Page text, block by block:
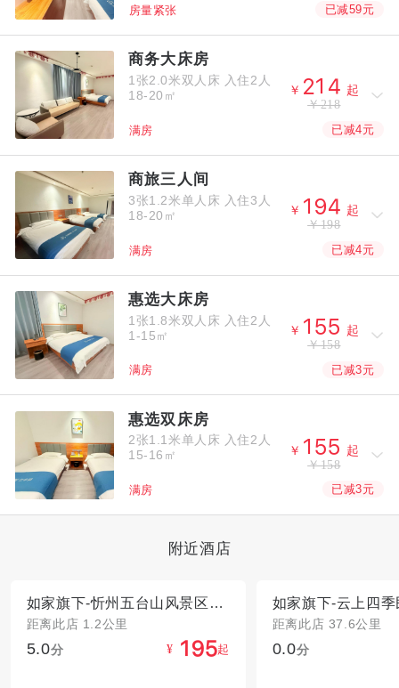
房量紧张 已减59元
商务大床房
1张2.0米双人床 入住2人
18-20㎡
￥   起
￥218
满房 已减4元
商旅三人间
3张1.2米单人床 入住3人
18-20㎡
￥  起
￥198
满房 已减4元
惠选大床房
1张1.8米双人床 入住2人
1-15㎡
￥  
起
￥158
满房 已减3元
惠选双床房
2张1.1米单人床 入住2人
15-16㎡
￥  
起
￥158
满房 已减3元
附近酒店
如家旗下-忻州五台山风景区真容寺派柏·云酒店
距离此店 1.2公里
5.0分 ¥ 起
距离此店 37.6公里
0.0分